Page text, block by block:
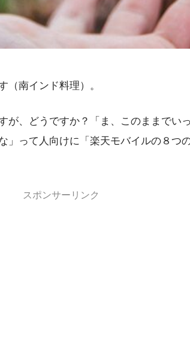
（南インド料理）。
、どうですか？「ま、このままでい
って人向けに「楽天モバイルの８つ
スポンサーリンク